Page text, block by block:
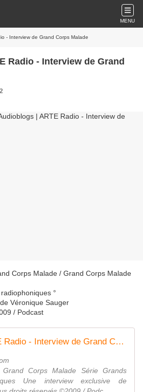
MENU
- Interview de Grand Corps Malade
Radio - Interview de Grand
Corps Malade / Grand Corps Malade
°
Véronique Sauger
/ Podcast
Audioblogs | ARTE Radio - Interview de Grand Corps Malade
Grand Corps Malade Série Grands
Une interview exclusive de